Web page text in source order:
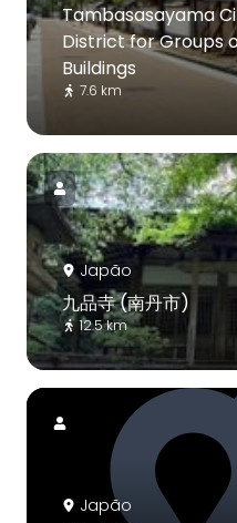
Tambasasayama
District for Groups
Buildings
7.6 km
Japão
九品寺 (南丹市)
12.5 km
Japão